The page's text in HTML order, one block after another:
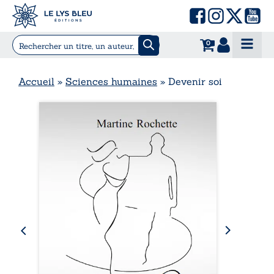
0
Accueil » Sciences humaines » Devenir soi